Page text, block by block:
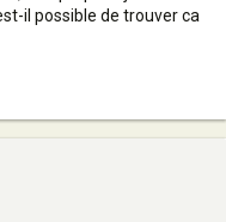
il possible de trouver ca